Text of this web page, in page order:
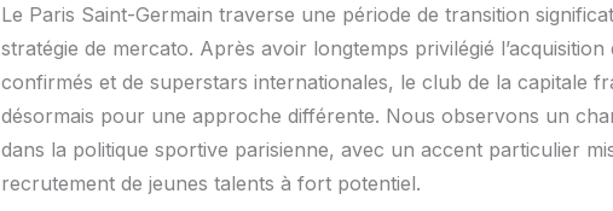
Le Paris Saint-Germain traverse une période de transition
stratégie de mercato. Après avoir longtemps privilégié l’acquisition
confirmés et de superstars internationales, le club de la capitale
désormais pour une approche différente. Nous observons un
dans la politique sportive parisienne, avec un accent particulier
recrutement de jeunes talents à fort potentiel.